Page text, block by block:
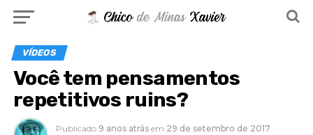
VÍDEOS
Você tem pensamentos
repetitivos ruins?
Publicado 9 anos atrás em 29 de setembro de 2017